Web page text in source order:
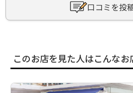
口コミを投
このお店を見た人はこんな